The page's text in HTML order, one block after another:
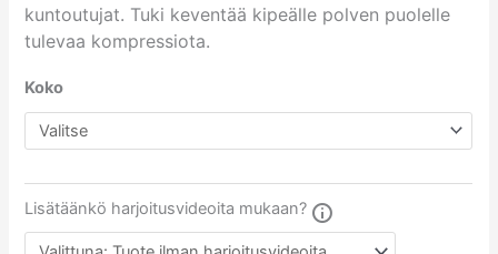
kuntoutujat. Tuki keventää kipeälle polven puolelle
tulevaa kompressiota.
Koko
Lisätäänkö harjoitusvideoita mukaan?